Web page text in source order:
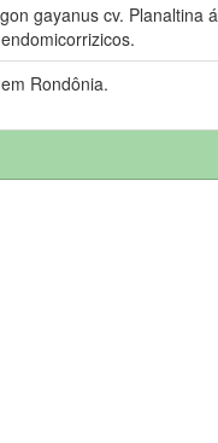
gayanus cv. Planaltina á
Rondônia.